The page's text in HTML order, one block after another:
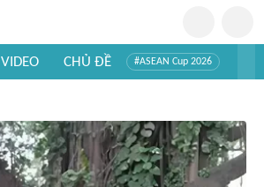
VIDEO CHỦ ĐỀ #ASEAN Cup 2026